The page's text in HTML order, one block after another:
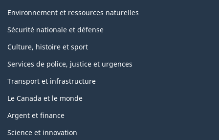
Environnement et ressources naturelles
Sécurité nationale et défense
Culture, histoire et sport
Services de police, justice et urgences
Transport et infrastructure
Le Canada et le monde
Argent et finance
Science et innovation